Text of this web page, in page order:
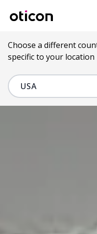
Choose a different
specific to your location